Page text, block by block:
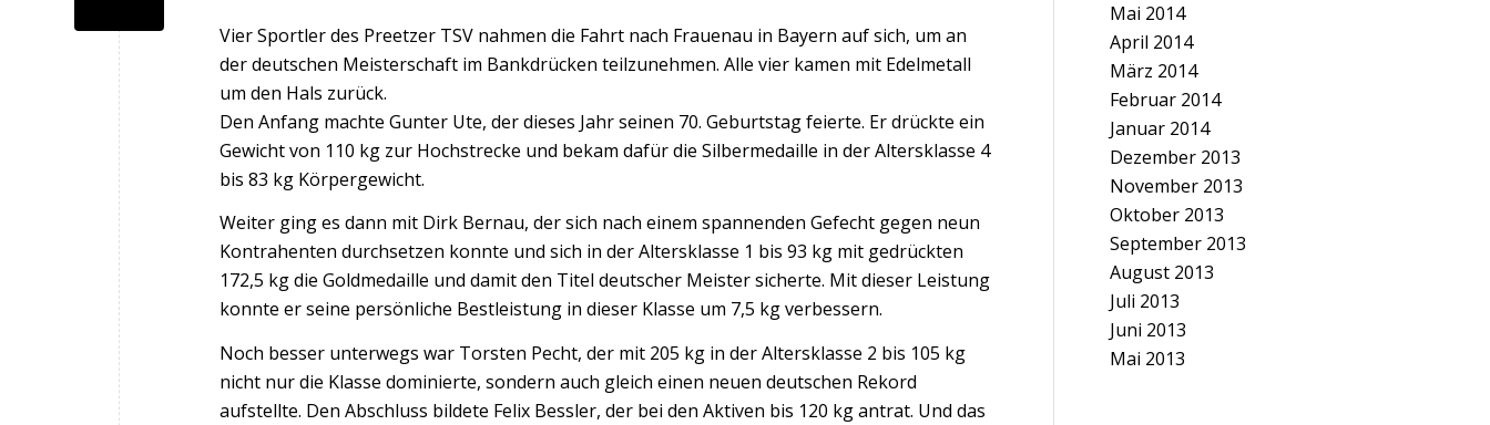
Vier Sportler des Preetzer TSV nahmen die Fahrt nach Frauenau in Bayern auf sich, um an
der deutschen Meisterschaft im Bankdrücken teilzunehmen. Alle vier kamen mit Edelmetall
um den Hals zurück.
Den Anfang machte Gunter Ute, der dieses Jahr seinen 70. Geburtstag feierte. Er drückte ein
Gewicht von 110 kg zur Hochstrecke und bekam dafür die Silbermedaille in der Altersklasse 4
bis 83 kg Körpergewicht.
Weiter ging es dann mit Dirk Bernau, der sich nach einem spannenden Gefecht gegen neun
Kontrahenten durchsetzen konnte und sich in der Altersklasse 1 bis 93 kg mit gedrückten
172,5 kg die Goldmedaille und damit den Titel deutscher Meister sicherte. Mit dieser Leistung
konnte er seine persönliche Bestleistung in dieser Klasse um 7,5 kg verbessern.
Noch besser unterwegs war Torsten Pecht, der mit 205 kg in der Altersklasse 2 bis 105 kg
nicht nur die Klasse dominierte, sondern auch gleich einen neuen deutschen Rekord
aufstellte. Den Abschluss bildete Felix Bessler, der bei den Aktiven bis 120 kg antrat. Und das
Mai 2014
April 2014
März 2014
Februar 2014
Januar 2014
Dezember 2013
November 2013
Oktober 2013
September 2013
August 2013
Juli 2013
Juni 2013
Mai 2013